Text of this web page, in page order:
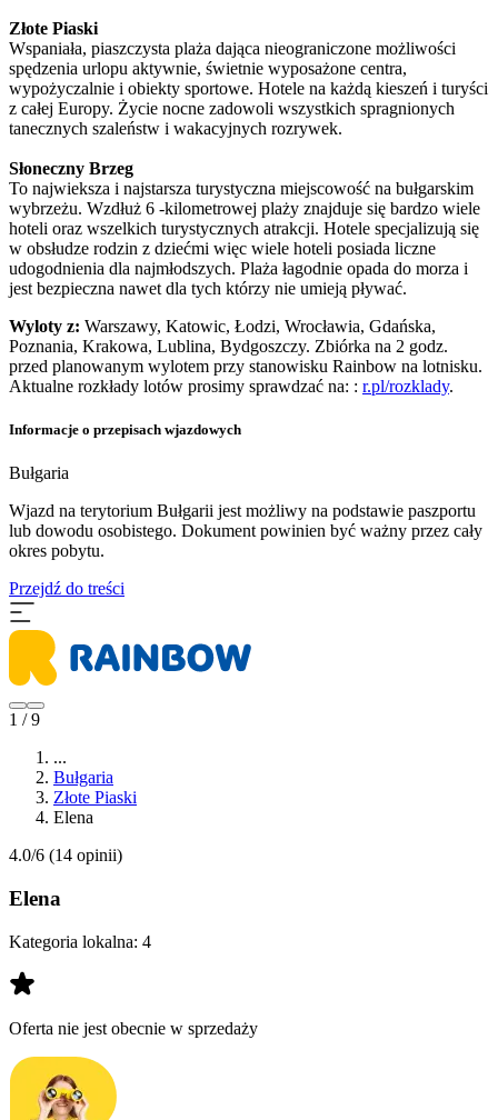
Złote Piaski
Wspaniała, piaszczysta plaża dająca nieograniczone możliwości
spędzenia urlopu aktywnie, świetnie wyposażone centra,
wypożyczalnie i obiekty sportowe. Hotele na każdą kieszeń i turyści
z całej Europy. Życie nocne zadowoli wszystkich spragnionych
tanecznych szaleństw i wakacyjnych rozrywek.
Słoneczny Brzeg
To najwieksza i najstarsza turystyczna miejscowość na bułgarskim
wybrzeżu. Wzdłuż 6 -kilometrowej plaży znajduje się bardzo wiele
hoteli oraz wszelkich turystycznych atrakcji. Hotele specjalizują się
w obsłudze rodzin z dziećmi więc wiele hoteli posiada liczne
udogodnienia dla najmłodszych. Plaża łagodnie opada do morza i
jest bezpieczna nawet dla tych którzy nie umieją pływać.
Wyloty z: Warszawy, Katowic, Łodzi, Wrocławia, Gdańska,
Poznania, Krakowa, Lublina, Bydgoszczy. Zbiórka na 2 godz.
przed planowanym wylotem przy stanowisku Rainbow na lotnisku.
Aktualne rozkłady lotów prosimy sprawdzać na: : r.pl/rozklady.
Informacje o przepisach wjazdowych
Bułgaria
Wjazd na terytorium Bułgarii jest możliwy na podstawie paszportu
lub dowodu osobistego. Dokument powinien być ważny przez cały
okres pobytu.
Przejdź do treści
1 / 9
...
Bułgaria
Złote Piaski
Elena
4.0/6 (14 opinii)
Elena
Kategoria lokalna: 4
Oferta nie jest obecnie w sprzedaży